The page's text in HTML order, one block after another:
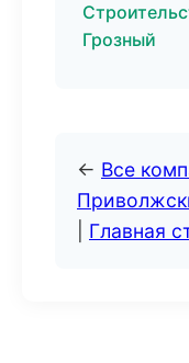
Грозный
← Все
Главная